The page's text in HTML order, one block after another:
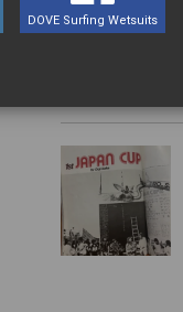
DOVE Surfing Wetsuits